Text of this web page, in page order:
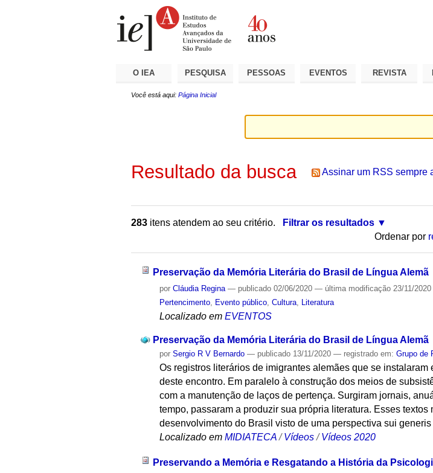
O IEA PESQUISA PESSOAS EVENTOS REVISTA
Você está aqui: Página Inicial
Resultado da busca Assinar um RSS sempre
283 itens atendem ao seu critério.
Filtrar os resultados
Ordenar por
Preservação da Memória Literária do Brasil de Língua Alemã
porCláudia Regina — publicado 02/06/2020— última modificação 23/11/
Pertencimento
Evento público ,Cultura Literatura
Localizado em EVENTOS
Preservação da Memória Literária do Brasil de Língua Alemã
porSergio R V Bernardo — publicado 13/11/2020— registrado em:Grupo de
Os registros literários de imigrantes alemães que se
deste encontro. Em paralelo à construção dos meios de
com a manutenção de laços de pertença. Surgiram jornais,
tempo, passaram a produzir sua própria literatura. Esses
desenvolvimento do Brasil visto de uma perspectiva sui
Localizado em MIDIATECA /Vídeos /Vídeos 2020
Preservando a Memória e Resgatando a História da